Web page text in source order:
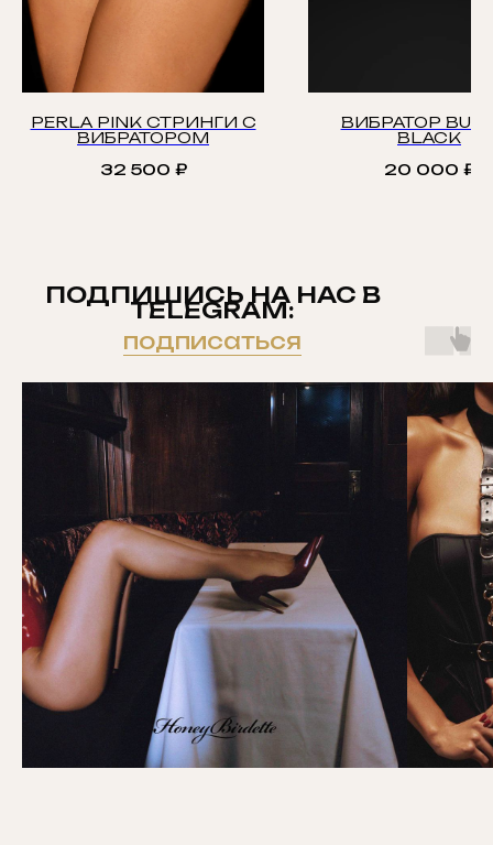
PERLA PINK СТРИНГИ С
ВИБРАТОРОМ
32 500 ₽
ВИБРАТОР
BLACK
20 000 ₽
ПОДПИШИСЬ НА НАС В
TELEGRAM:
подписаться